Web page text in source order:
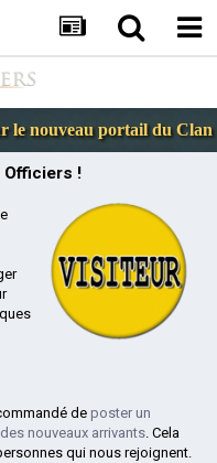
le nouveau portail du Clan
Officiers !
de poster un
nouveaux arrivants. Cela
qui nous rejoignent.